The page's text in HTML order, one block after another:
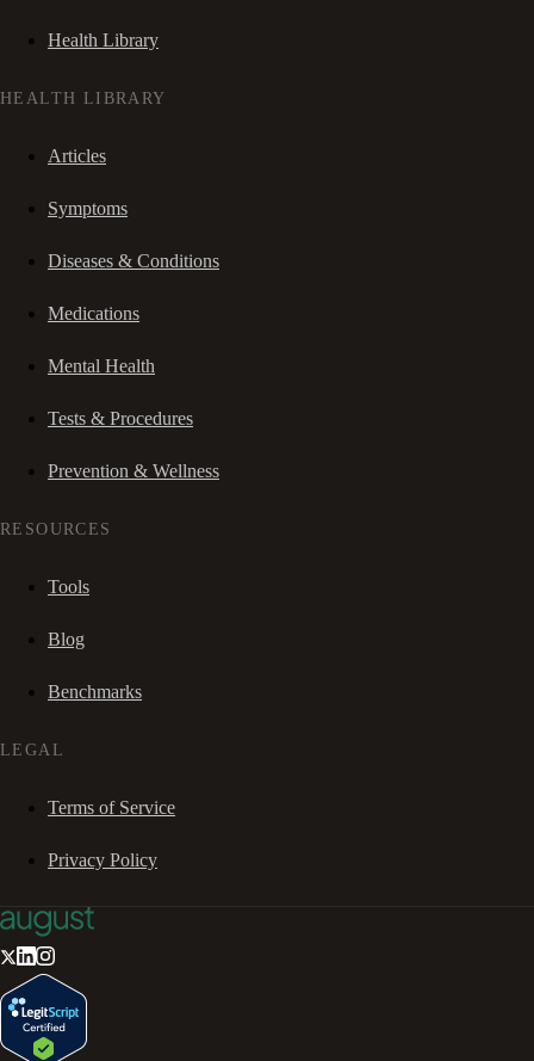
Health Library
HEALTH LIBRARY
Articles
Symptoms
Diseases & Conditions
Medications
Mental Health
Tests & Procedures
Prevention & Wellness
RESOURCES
Tools
Blog
Benchmarks
LEGAL
Terms of Service
Privacy Policy